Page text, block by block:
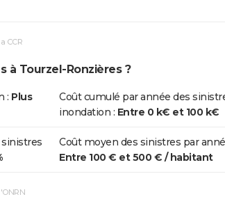
CCR
à Tourzel-Ronzières ?
: Plus
Coût cumulé par année des
inondation : Entre 0 k€ et 100 k€
Coût moyen des sinistres par
Entre 100 € et 500 € / habitant